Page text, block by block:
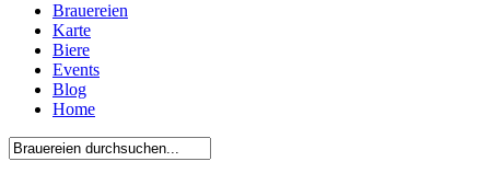
Brauereien
Karte
Biere
Events
Blog
Home